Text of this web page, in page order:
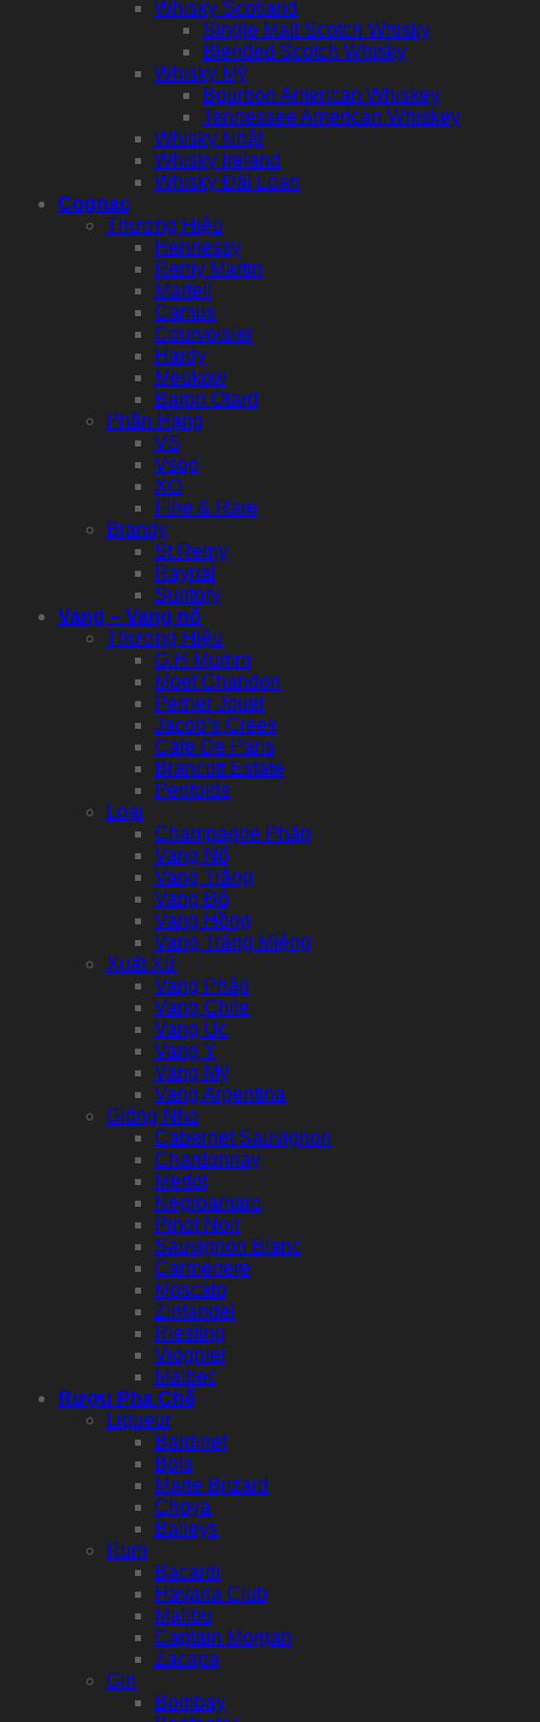
Whisky Scotland
Single Malt Scotch Whisky
Blended Scotch Whisky
Whisky Mỹ
Bourbon American Whiskey
Tennessee American Whiskey
Whisky Nhật
Whisky Ireland
Whisky Đài Loan
Cognac
Thương Hiệu
Hennessy
Remy Martin
Martell
Camus
Courvoisier
Hardy
Meukow
Baron Otard
Phân Hạng
VS
Vsop
XO
Fine & Rare
Brandy
St Remy
Raynal
Suntory
Vang – Vang nổ
Thương Hiệu
G.H Mumm
Moet Chandon
Perrier Jouet
Jacob’s Creek
Cafe De Paris
Brancott Estate
Penfolds
Loại
Champagne Pháp
Vang Nổ
Vang Trắng
Vang Đỏ
Vang Hồng
Vang Tráng Miệng
Xuất Xứ
Vang Pháp
Vang Chile
Vang Úc
Vang Ý
Vang Mỹ
Vang Argentina
Giống Nho
Cabernet Sauvignon
Chardonnay
Merlot
Negroamaro
Pinot Noir
Sauvignon Blanc
Carmenere
Moscato
Zinfandel
Riesling
Viognier
Malbec
Rượu Pha Chế
Liqueur
Bardinet
Bols
Marie Brizard
Choya
Baileys
Rum
Bacardi
Havana Club
Malibu
Captain Morgan
Zacapa
Gin
Bombay